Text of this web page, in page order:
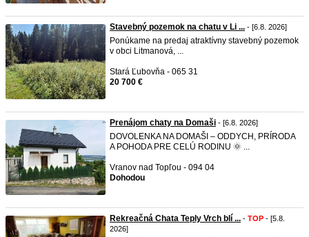
Stavebný pozemok na chatu v Li ... - [6.8. 2026]
Ponúkame na predaj atraktívny stavebný pozemok
v obci Litmanová, ...
Stará Ľubovňa - 065 31
20 700 €
Prenájom chaty na Domaši - [6.8. 2026]
DOVOLENKA NA DOMAŠI – ODDYCH, PRÍRODA
A POHODA PRE CELÚ RODINU 🌞 ...
Vranov nad Topľou - 094 04
Dohodou
Rekreačná Chata Teply Vrch blí ... - TOP - [5.8.
2026]